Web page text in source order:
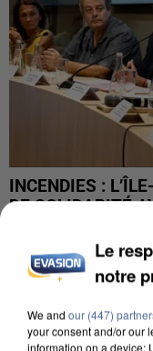
INCENDIES :
DE SOLIDARITÉ
Le
notre
We and our (447)
your consent and/or our
information on a device;